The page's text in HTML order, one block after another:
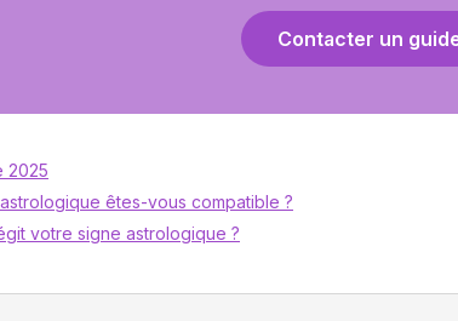
Contacter un
2025
êtes-vous compatible ?
votre signe astrologique ?